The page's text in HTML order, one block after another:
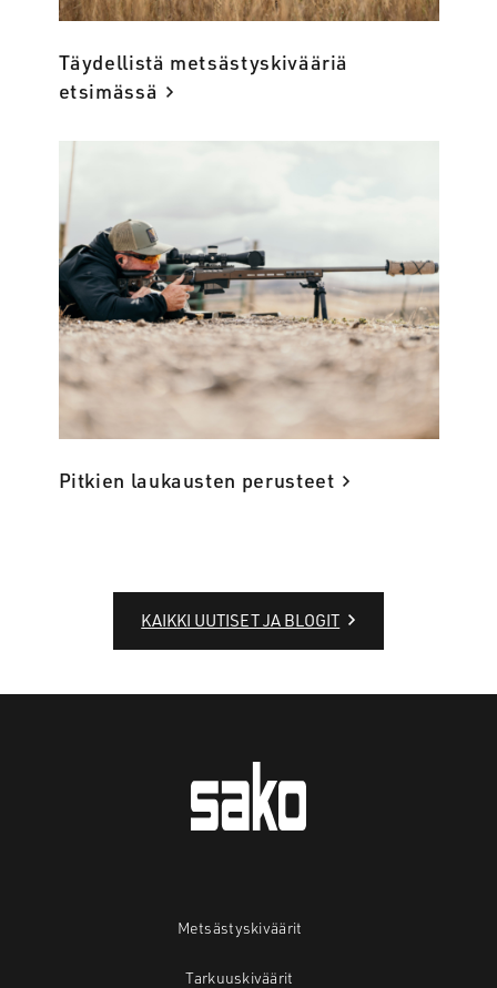
Täydellistä metsästyskivääriä
etsimässä
Pitkien laukausten perusteet
KAIKKI UUTISET JA BLOGIT
Metsästyskiväärit
Tarkuuskiväärit